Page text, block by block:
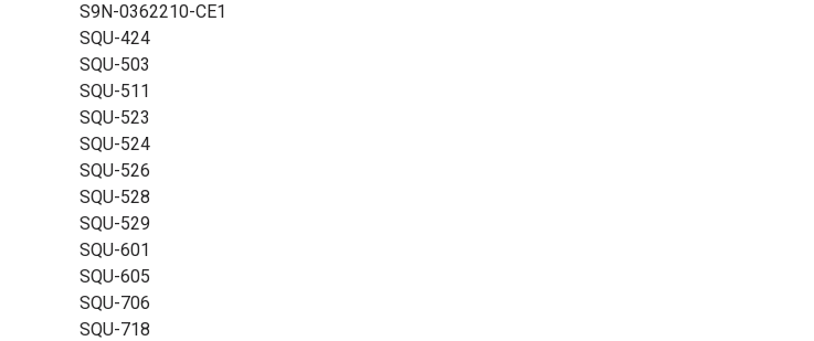
S9N-0362210-CE1
SQU-424
SQU-503
SQU-511
SQU-523
SQU-524
SQU-526
SQU-528
SQU-529
SQU-601
SQU-605
SQU-706
SQU-718